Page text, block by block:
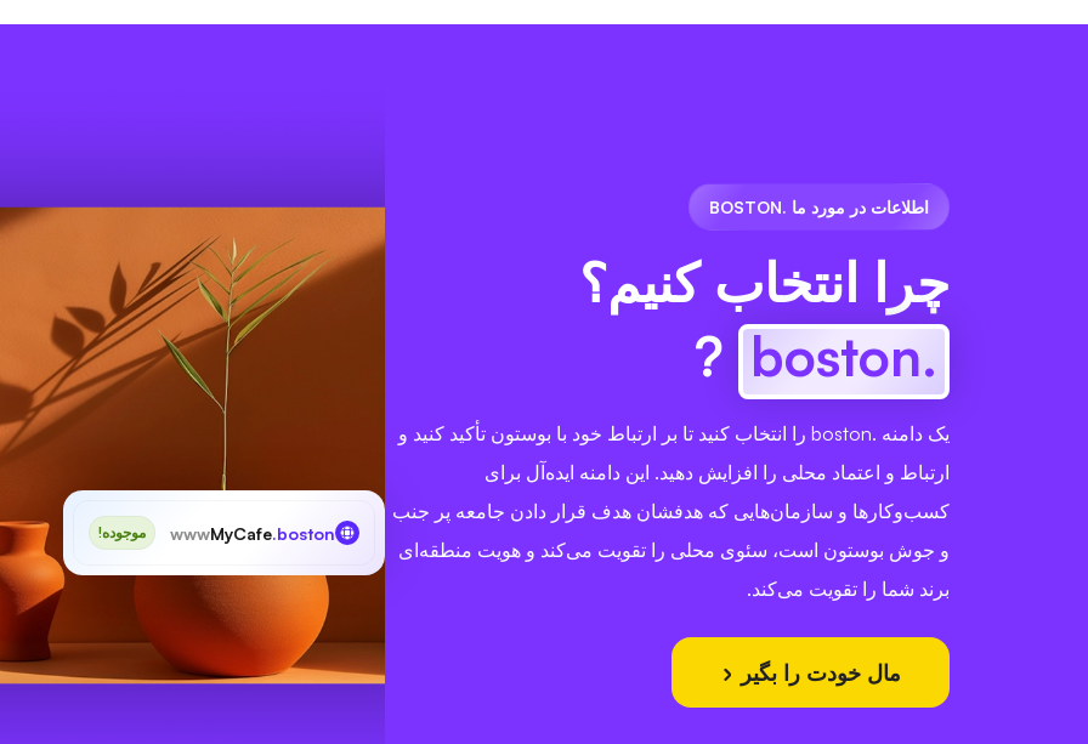
اطلاعات در مورد ما .BOSTON
چرا انتخاب کنیم؟
.boston
?
یک دامنه .boston را انتخاب کنید تا بر ارتباط خود با بوستون تأکید کنید و
ارتباط و اعتماد محلی را افزایش دهید. این دامنه ایده‌آل برای
کسب‌وکارها و سازمان‌هایی که هدفشان هدف قرار دادن جامعه پر جنب
و جوش بوستون است، سئوی محلی را تقویت می‌کند و هویت منطقه‌ای
برند شما را تقویت می‌کند.
مال خودت را بگیر
wwwMyCafe.boston موجوده!